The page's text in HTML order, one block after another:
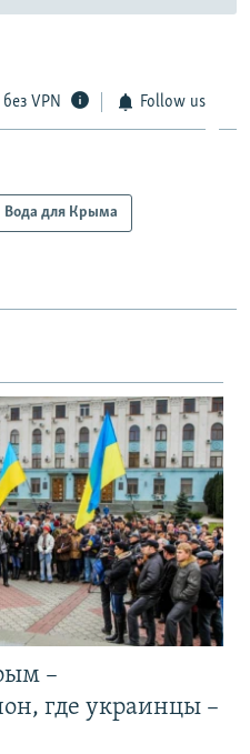
VPN Follow us
Вода для Крыма
–
где украинцы –